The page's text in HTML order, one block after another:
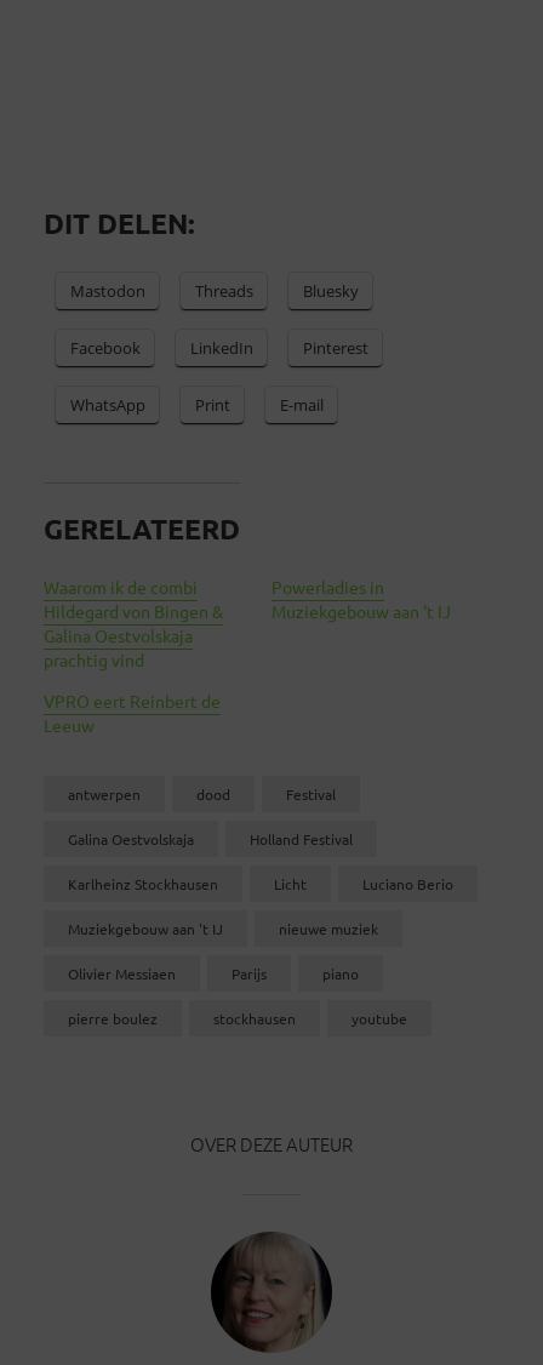
DIT DELEN:
Mastodon Threads Bluesky
Facebook LinkedIn Pinterest
WhatsApp Print E-mail
GERELATEERD
Waarom ik de combi
Hildegard von Bingen &
Galina Oestvolskaja
prachtig vind
Powerladies in
Muziekgebouw aan ‘t IJ
VPRO eert Reinbert de
Leeuw
antwerpen dood Festival
Galina Oestvolskaja Holland Festival
Karlheinz Stockhausen Licht Luciano Berio
Muziekgebouw aan 't IJ nieuwe muziek
Olivier Messiaen Parijs piano
pierre boulez stockhausen youtube
OVER DEZE AUTEUR